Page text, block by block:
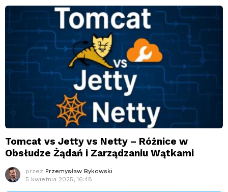
Tomcat vs Jetty vs Netty – Różnice w
Obsłudze Żądań i Zarządzaniu Wątkami
przez Przemysław Bykowski
5 kwietnia 2025, 16:48